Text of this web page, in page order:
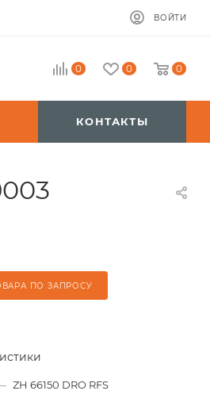
ВОЙТИ
0 0 0
КОНТАКТЫ
ПО ЗАПРОСУ
ZH 66150 DRO RFS